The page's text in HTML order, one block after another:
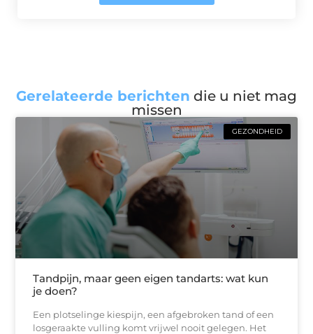
Gerelateerde berichten die u niet mag
missen
GEZONDHEID
Tandpijn, maar geen eigen tandarts: wat kun
je doen?
Een plotselinge kiespijn, een afgebroken tand of een
losgeraakte vulling komt vrijwel nooit gelegen. Het